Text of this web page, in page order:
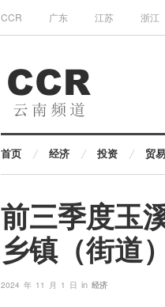
CCR 广东 江苏 浙江
首页 经济 投资 贸易
前三季度玉
乡镇（街道
2024 年 11 月 1 日 in 经济